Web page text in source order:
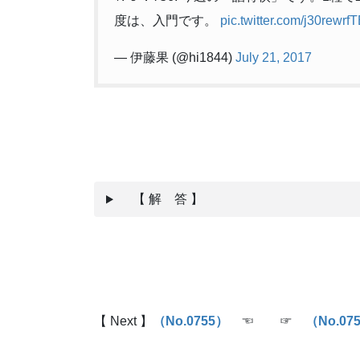
度は、入門です。 pic.twitter.com/
— 伊藤果 (@hi1844) July 21, 2017
【 解 答 】
【 Next 】 （No.0755） ☜ ☞ （